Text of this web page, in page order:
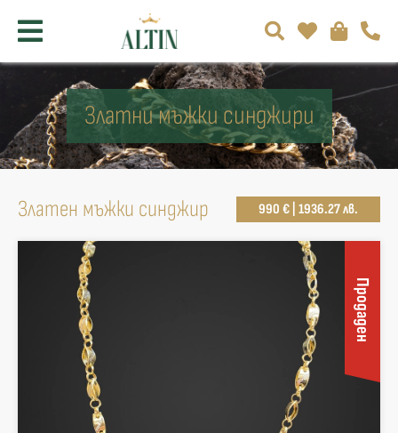
Златни мъжки синджири
Златен мъжки синджир 990 € | 1936.27 лв.
Продаден